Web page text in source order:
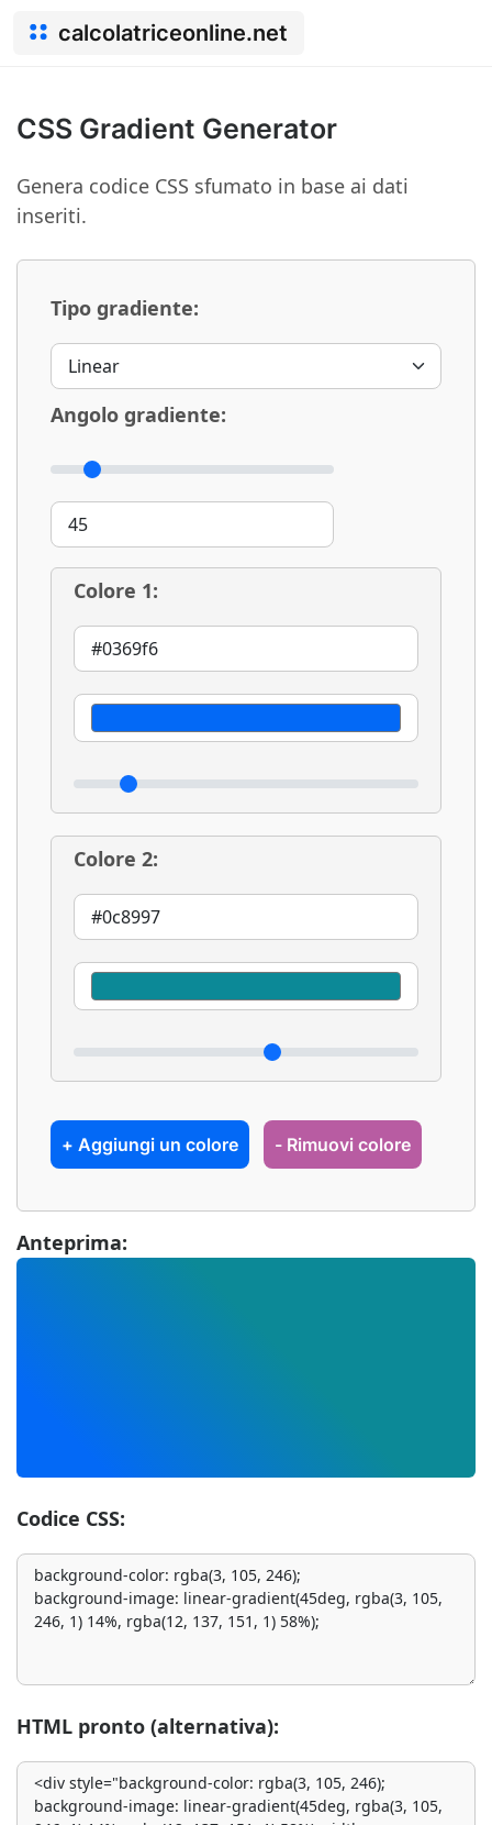
calcolatriceonline.net
CSS Gradient Generator
Genera codice CSS sfumato in base ai dati
inseriti.
Tipo gradiente:
Angolo gradiente:
Colore 1:
Colore 2:
+ Aggiungi un colore - Rimuovi colore
Anteprima:
Codice CSS:
HTML pronto (alternativa):